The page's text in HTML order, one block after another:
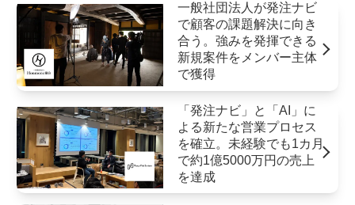
一般社団法人が発注ナビ
で顧客の課題解決に向き
合う。強みを発揮できる
新規案件をメンバー主体
で獲得
「発注ナビ」と「AI」に
よる新たな営業プロセス
を確立。未経験でも1カ月
で約1億5000万円の売上
を達成